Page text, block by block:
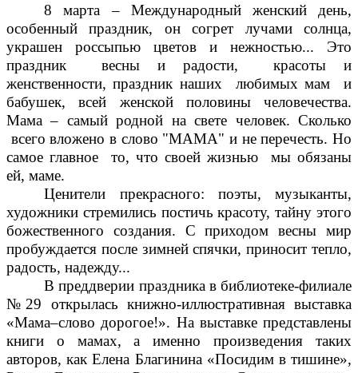
8 марта – Международный женский день,
особенный праздник, он согрет лучами солнца,
украшен россыпью цветов и нежностью... Это
праздник весны и радости, красоты и
женственности, праздник наших любимых мам и
бабушек, всей женской половины человечества.
Мама – самый родной на свете человек. Сколько
всего вложено в слово "МАМА" и не перечесть. Но
самое главное то, что своей жизнью мы обязаны
ей, маме.
Ценители прекрасного: поэты, музыканты,
художники стремились постичь красоту, тайну этого
божественного создания. С приходом весны мир
пробуждается после зимней спячки, приносит тепло,
радость, надежду...
В преддверии праздника в библиотеке-филиале
№29 открылась книжно-иллюстративная выставка
«Мама–слово дорогое!». На выставке представлены
книги о мамах, а именно произведения таких
авторов, как Елена Благинина «Посидим в тишине»,